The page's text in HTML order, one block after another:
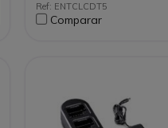
Ref: ENTCLCDT5
Comparar